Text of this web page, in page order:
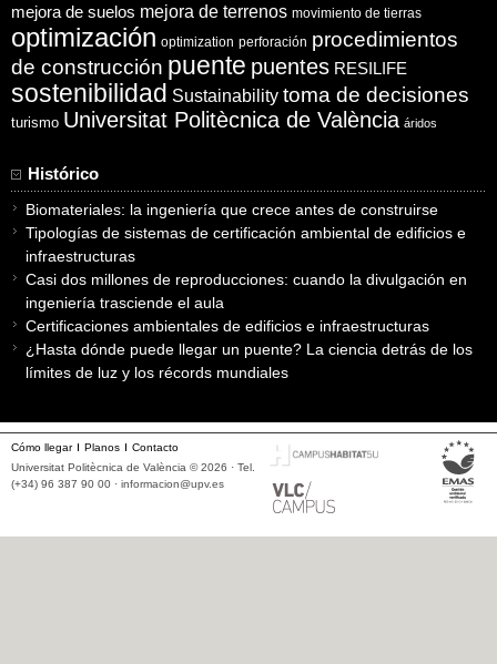
mejora de suelos mejora de terrenos movimiento de tierras
optimización optimization perforación procedimientos
de construcción puente puentes RESILIFE
sostenibilidad Sustainability toma de decisiones
turismo Universitat Politècnica de València áridos
Histórico
Biomateriales: la ingeniería que crece antes de construirse
Tipologías de sistemas de certificación ambiental de edificios e
infraestructuras
Casi dos millones de reproducciones: cuando la divulgación en
ingeniería trasciende el aula
Certificaciones ambientales de edificios e infraestructuras
¿Hasta dónde puede llegar un puente? La ciencia detrás de los
límites de luz y los récords mundiales
Cómo llegar Planos
Contacto
Universitat Politècnica de València © 2026 · Tel.
(+34) 96 387 90 00 · informacion@upv.es